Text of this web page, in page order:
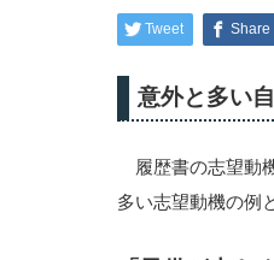
Tweet Share
意外と多い
履歴書の志望動
多い志望動機の例